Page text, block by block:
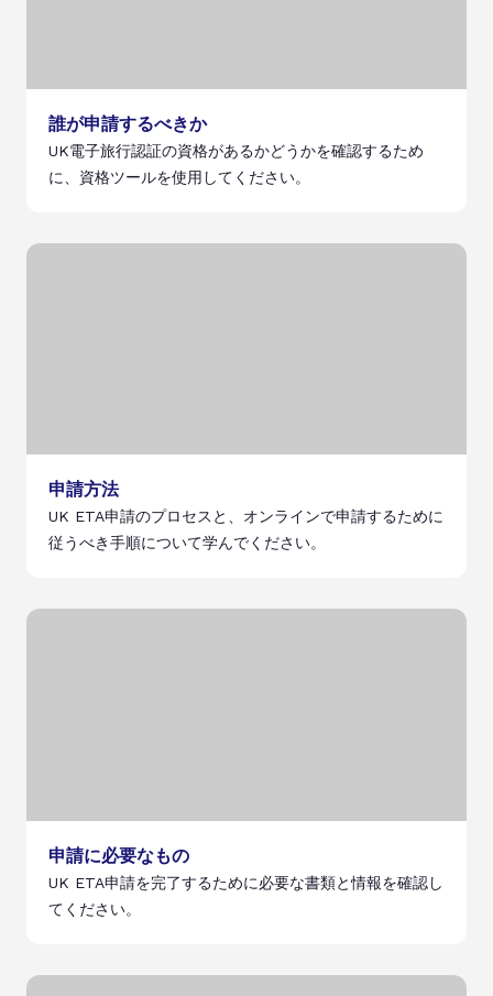
誰が申請するべきか
UK電子旅行認証の資格があるかどうかを確認するため
に、資格ツールを使用してください。
申請方法
UK ETA申請のプロセスと、オンラインで申請するために
従うべき手順について学んでください。
申請に必要なもの
UK ETA申請を完了するために必要な書類と情報を確認し
てください。